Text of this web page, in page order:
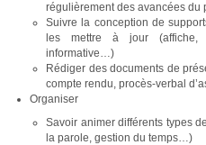
régulièrement des avancées du
Suivre la conception de
les mettre à jour (affiche,
informative…)
Rédiger des documents de
compte rendu, procès-verbal
Organiser
Savoir animer différents types
la parole, gestion du temps…)